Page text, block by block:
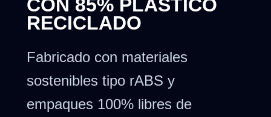
CON 85% PLÁSTICO
RECICLADO
Fabricado con materiales
sostenibles tipo rABS y
empaques 100% libres de